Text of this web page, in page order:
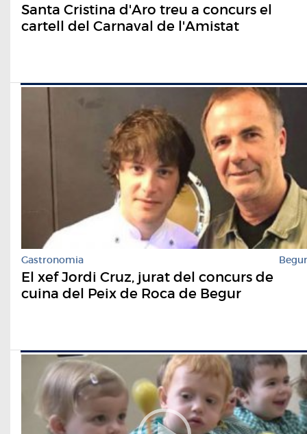
Santa Cristina d'Aro treu a concurs el
cartell del Carnaval de l'Amistat
Gastronomia Begur
El xef Jordi Cruz, jurat del concurs de
cuina del Peix de Roca de Begur